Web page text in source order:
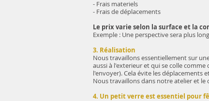
- Frais materiels
- Frais de déplacements
Le prix varie selon la surface et la
Exemple : Une perspective sera plus
3. Réalisation
Nous travaillons essentiellement sur
aussi à l'exterieur et qui se colle
l'envoyer). Cela évite les déplacements
Nous travaillons dans notre atelier et
4. Un petit verre est essentiel pour